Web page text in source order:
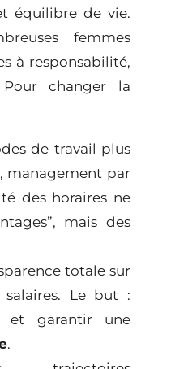
équilibre de vie.
femmes
à responsabilité,
changer la
de travail plus
management par
des horaires ne
mais des
totale sur
Le but :
et garantir une
.